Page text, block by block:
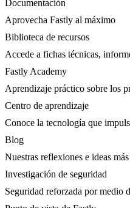
Documentación
Aprovecha Fastly al máximo
Biblioteca de recursos
Accede a fichas técnicas,
Fastly Academy
Aprendizaje práctico sobre los
Centro de aprendizaje
Conoce la tecnología que
Blog
Nuestras reflexiones e ideas
Investigación de seguridad
Seguridad reforzada por medio